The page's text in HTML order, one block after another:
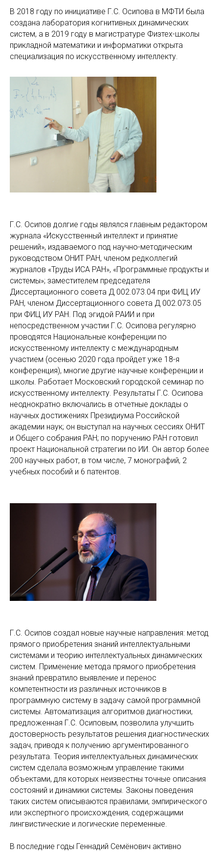
В 2018 году по инициативе Г.С. Осипова в МФТИ была
создана лаборатория когнитивных динамических
систем, а в 2019 году в магистратуре Физтех-школы
прикладной математики и информатики открыта
специализация по искусственному интеллекту.
Г.С. Осипов долгие годы являлся главным редактором
журнала «Искусственный интеллект и принятие
решений», издаваемого под научно-методическим
руководством ОНИТ РАН, членом редколлегий
журналов «Труды ИСА РАН», «Программные продукты и
системы»; заместителем председателя
Диссертационного совета Д 002.073.04 при ФИЦ ИУ
РАН, членом Диссертационного совета Д 002.073.05
при ФИЦ ИУ РАН. Под эгидой РАИИ и при
непосредственном участии Г.С. Осипова регулярно
проводятся Национальные конференции по
искусственному интеллекту с международным
участием (осенью 2020 года пройдет уже 18-я
конференция), многие другие научные конференции и
школы. Работает Московский городской семинар по
искусственному интеллекту. Результаты Г.С. Осипова
неоднократно включались в отчетные доклады о
научных достижениях Президиума Российской
академии наук; он выступал на научных сессиях ОНИТ
и Общего собрания РАН; по поручению РАН готовил
проект Национальной стратегии по ИИ. Он автор более
200 научных работ, в том числе, 7 монографий, 2
учебных пособий и 6 патентов.
Г.С. Осипов создал новые научные направления: метод
прямого приобретения знаний интеллектуальными
системами и теорию интеллектуальных динамических
систем. Применение метода прямого приобретения
знаний превратило выявление и перенос
компетентности из различных источников в
программную систему в задачу самой программной
системы. Автоматизация алгоритмов диагностики,
предложенная Г.С. Осиповым, позволила улучшить
достоверность результатов решения диагностических
задач, приводя к получению аргументированного
результата. Теория интеллектуальных динамических
систем сделала возможным управление такими
объектами, для которых неизвестны точные описания
состояний и динамики системы. Законы поведения
таких систем описываются правилами, эмпирического
или экспертного происхождения, содержащими
лингвистические и логические переменные.
В последние годы Геннадий Семёнович активно